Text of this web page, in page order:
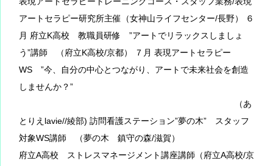
アートセラピー研究所主催（女神山ライフセンター/長野） ６
月 府立K高校 教職員研修 ”アートでリラックスしましょ
う”講師 （府立K高校/京都） ７月 表現アートセラピー
WS ”今、自分の中心とつながり、アートで未来社会を創造
しませんか？”
（あ
とりえlavie//綾部) 訪問看護ステーション”夢の木” スタッフ
対象WS講師 （夢の木 鎮守の森/滋賀）
府立A高校 ストレスマネージメント講座講師（府立A高校/京